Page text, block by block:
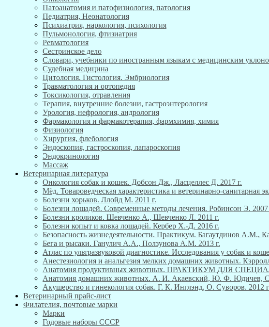
Патоанатомия и патофизиология, патология
Педиатрия, Неонатология
Психиатрия, наркология, психология
Пульмонология, фтизиатрия
Ревматология
Сестринское дело
Словари, учебники по иностранным языкам с медицинским
Судебная медицина
Цитология. Гистология. Эмбриология
Травматология и ортопедия
Токсикология, отравления
Терапия, внутренние болезни, гастроэнтерология
Урология, нефрология, андрология
Фармакология и фармакотерапия, фармхимия, химия
Физиология
Хирургия, флебология
Эндоскопия, гастроскопия, лапароскопия
Эндокринология
Массаж
Ветеринарная литература
Онкология собак и кошек. Добсон Дж., Ласцеллес Д. 2017 г.
Мёд. Товароведческая характеристика и ветеринарно-
Болезни хорьков. Ллойд М. 2011 г.
Болезни лошадей. Современные методы лечения. Робинсон Э. 2007
Болезни кроликов. Шевченко А., Шевченко Л. 2011 г.
Болезни копыт и ковка лошадей. Кербер Х.-Д. 2016 г.
Безопасность жизнедеятельности. Практикум. Багаутдинов
Бега и рысаки. Ганулич А.А., Ползунова А.М. 2013 г.
Атлас по ультразвуковой диагностике. Исследования у собак и
Анестезиология и анальгезия мелких домашних животных.
Анатомия продуктивных животных. ПРАКТИКУМ ДЛЯ
Анатомия домашних животных. А. И. Акаевский, Ю. Ф. Юдичев, С.
Акушерство и гинекология собак. Г. К. Инглэнд, О. Суворов. 2012
Ветеринарный прайс-лист
Филателия, почтовые марки
Марки
Годовые наборы СССР